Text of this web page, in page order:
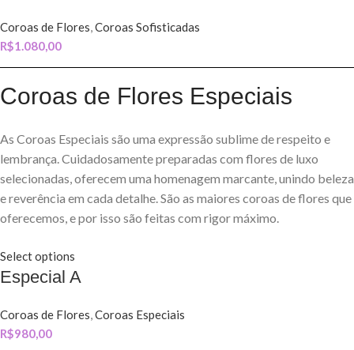
Coroas de Flores,Coroas Sofisticadas
R$1.080,00
Coroas de Flores Especiais
As Coroas Especiais são uma expressão sublime de respeito e
lembrança. Cuidadosamente preparadas com flores de luxo
selecionadas, oferecem uma homenagem marcante, unindo beleza
e reverência em cada detalhe. São as maiores coroas de flores que
oferecemos, e por isso são feitas com rigor máximo.
Select options
Especial A
Coroas de Flores,Coroas Especiais
R$980,00